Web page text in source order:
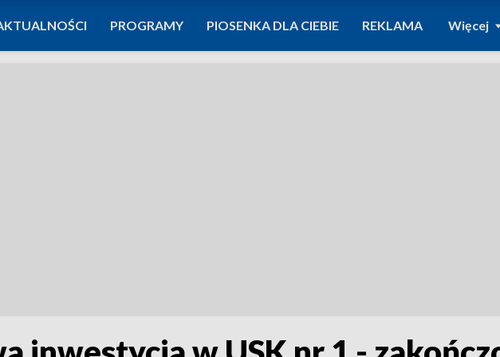
PROGRAMY PIOSENKA DLA CIEBIE REKLAMA Więcej